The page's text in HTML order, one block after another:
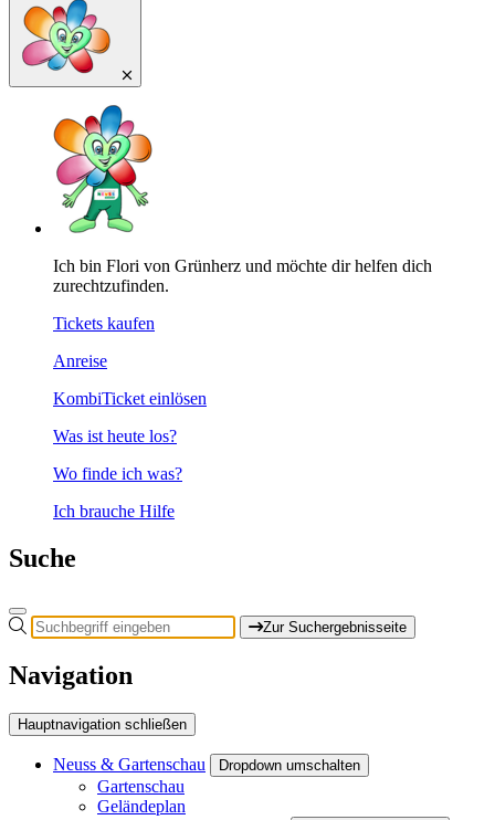
Ich bin Flori von Grünherz und möchte dir helfen dich
zurechtzufinden.
Tickets kaufen
Anreise
KombiTicket einlösen
Was ist heute los?
Wo finde ich was?
Ich brauche Hilfe
Suche
Zur Suchergebnisseite
Navigation
Hauptnavigation schließen
Neuss & Gartenschau Dropdown umschalten
Gartenschau
Geländeplan